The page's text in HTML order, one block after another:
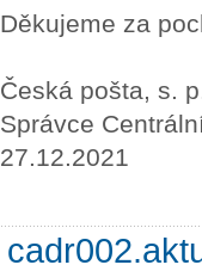
Děkujeme za
Česká pošta, s.
Správce
27.12.2021